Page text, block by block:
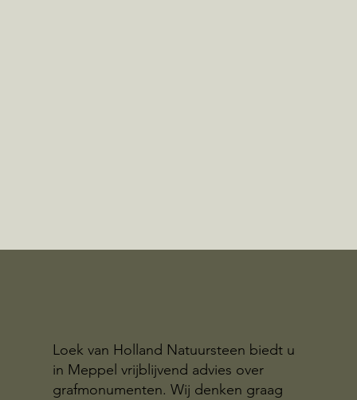
Loek van Holland Natuursteen biedt u
in Meppel vrijblijvend advies over
grafmonumenten. Wij denken graag